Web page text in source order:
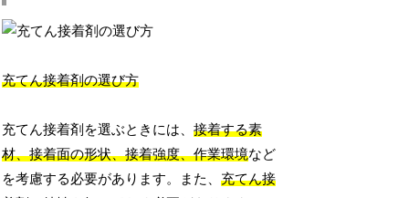
充てん接着剤の選び方
充てん接着剤を選ぶときには、接着する素
材、接着面の形状、接着強度、作業環境など
を考慮する必要があります。また、充てん接